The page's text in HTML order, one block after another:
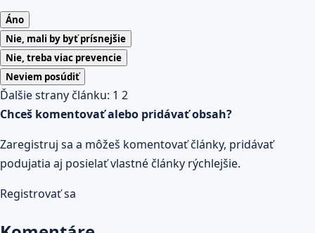
Áno
Nie, mali by byť prísnejšie
Nie, treba viac prevencie
Neviem posúdiť
Ďalšie strany článku: 1 2
Chceš komentovať alebo pridávať obsah?
Zaregistruj sa a môžeš komentovať články, pridávať
podujatia aj posielať vlastné články rýchlejšie.
Registrovať sa